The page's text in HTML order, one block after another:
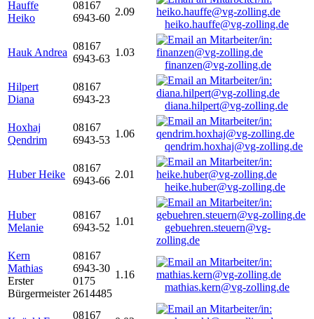
Hauffe
Heiko
08167
6943-60
2.09
heiko.hauffe@vg-zolling.de
Hauk Andrea
08167
6943-63
1.03
finanzen@vg-zolling.de
Hilpert
Diana
08167
6943-23
diana.hilpert@vg-zolling.de
Hoxhaj
Qendrim
08167
6943-53
1.06
qendrim.hoxhaj@vg-zolling.de
Huber Heike
08167
6943-66
2.01
heike.huber@vg-zolling.de
Huber
Melanie
08167
6943-52
1.01
gebuehren.steuern@vg-
zolling.de
Kern
Mathias
Erster
Bürgermeister
08167
6943-30
0175
2614485
1.16
mathias.kern@vg-zolling.de
08167